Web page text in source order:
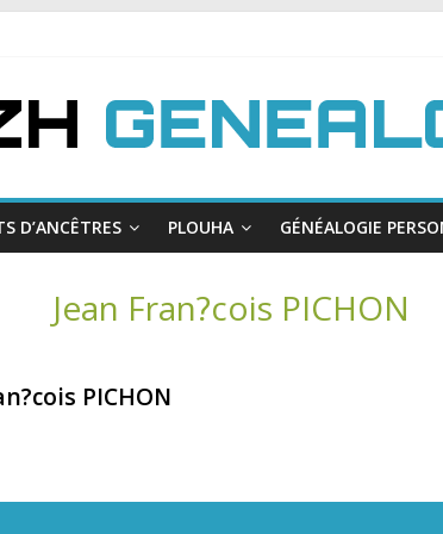
D’ANCÊTRES PLOUHA GÉNÉALOGIE
Jean Fran?cois PICHON
PICHON